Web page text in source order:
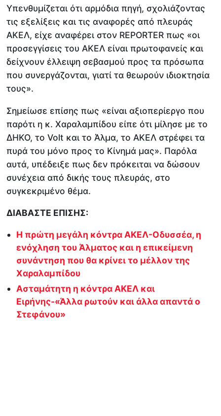
Υπενθυμίζεται ότι αρμόδια πηγή, σχολιάζοντας
τις εξελίξεις και τις αναφορές από πλευράς
ΑΚΕΛ, είχε αναφέρει στον REPORTER πως «οι
προσεγγίσεις του ΑΚΕΛ είναι πρωτοφανείς και
δείχνουν έλλειψη σεβασμού προς τα πρόσωπα
που συνεργάζονται, γιατί τα θεωρούν ιδιοκτησία
τους».
Σημείωσε επίσης πως «είναι αξιοπερίεργο που
παρότι η κ. Χαραλαμπίδου είπε ότι μίλησε με το
ΔΗΚΟ, το Volt και το Άλμα, το ΑΚΕΛ στρέφει τα
πυρά του μόνο προς το Κίνημά μας». Παρόλα
αυτά, υπέδειξε πως δεν πρόκειται να δώσουν
συνέχεια από δικής τους πλευράς, στο
συγκεκριμένο θέμα.
ΔΙΑΒΑΣΤΕ ΕΠΙΣΗΣ:
Η πρώτη μεγάλη κόντρα ΑΚΕΛ-Οδυσσέα, η
ενόχληση του Άλματος και η επικείμενη
συνάντηση που θα κρίνει το μέλλον της
Χαραλαμπίδου
Ασταμάτητη η κόντρα ΑΚΕΛ και
Ειρήνης-«Άλλα ρωτούν και άλλα απαντά ο
Στεφάνου»